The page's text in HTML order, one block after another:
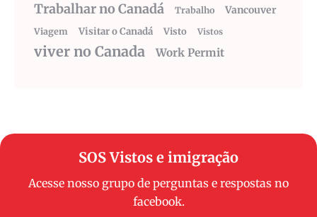
Trabalhar no Canadá Trabalho Vancouver
Viagem Visitar o Canadá Visto Vistos
viver no Canada Work Permit
SOS Vistos e imigração
Acesse nosso grupo de perguntas e respostas no
facebook.